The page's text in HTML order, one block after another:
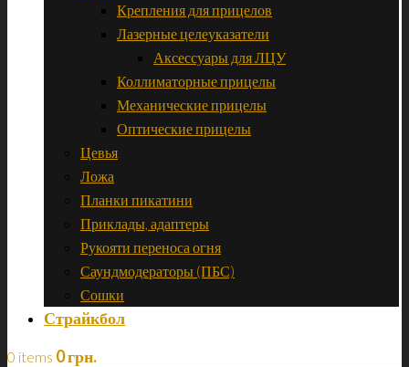
Крепления для прицелов
Лазерные целеуказатели
Аксессуары для ЛЦУ
Коллиматорные прицелы
Механические прицелы
Оптические прицелы
Цевья
Ложа
Планки пикатини
Приклады, адаптеры
Рукояти переноса огня
Саундмодераторы (ПБС)
Сошки
Страйкбол
0 items 0грн.